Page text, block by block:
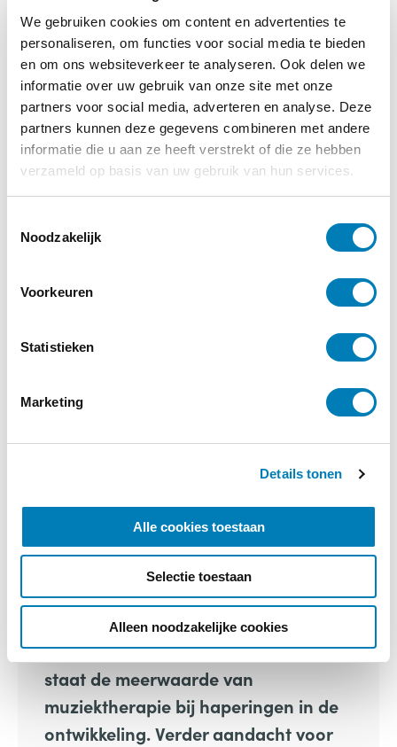
We gebruiken cookies om content en advertenties te
personaliseren, om functies voor social media te bieden
en om ons websiteverkeer te analyseren. Ook delen we
informatie over uw gebruik van onze site met onze
partners voor social media, adverteren en analyse. Deze
partners kunnen deze gegevens combineren met andere
informatie die u aan ze heeft verstrekt of die ze hebben
verzameld op basis van uw gebruik van hun services.
Noodzakelijk
Voorkeuren
Statistieken
Marketing
Details tonen
Alle cookies toestaan
Selectie toestaan
Alleen noodzakelijke cookies
Curlee.
Basisprincipes van oudergericht werken
Hulpverleners zijn sterk in het verklaren en
begrijpen van kindgedrag. Richting
oudersontbreken vaak vragen naar hun
ervaring en kennis over het opvoeden van
Onveilige ouder-kindrelatie vergt specifieke
aandacht
Een op de drie kinderen groeit op in een
onveilige hechtingsrelatie. Signalering
laagdrempelige en tijdig ingezette hulp
meerwaarde biedt.
Vakblad Vroeg editie 4 – 2015
Centraal inVakblad Vroeg nr. 4-2015
staat de meerwaarde van
muziektherapie bij haperingen in de
ontwikkeling. Verder aandacht voor